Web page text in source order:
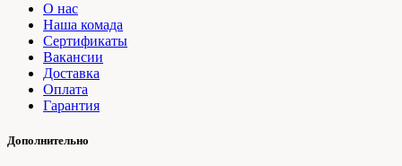
О нас
Наша комада
Сертификаты
Вакансии
Доставка
Оплата
Гарантия
Дополнительно